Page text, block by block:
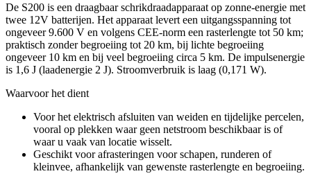
De S200 is een draagbaar schrikdraadapparaat op zonne-energie met
twee 12V batterijen. Het apparaat levert een uitgangsspanning tot
ongeveer 9.600 V en volgens CEE-norm een rasterlengte tot 50 km;
praktisch zonder begroeiing tot 20 km, bij lichte begroeiing
ongeveer 10 km en bij veel begroeiing circa 5 km. De impulsenergie
is 1,6 J (laadenergie 2 J). Stroomverbruik is laag (0,171 W).
Waarvoor het dient
Voor het elektrisch afsluiten van weiden en tijdelijke percelen,
vooral op plekken waar geen netstroom beschikbaar is of
waar u vaak van locatie wisselt.
Geschikt voor afrasteringen voor schapen, runderen of
kleinvee, afhankelijk van gewenste rasterlengte en begroeiing.